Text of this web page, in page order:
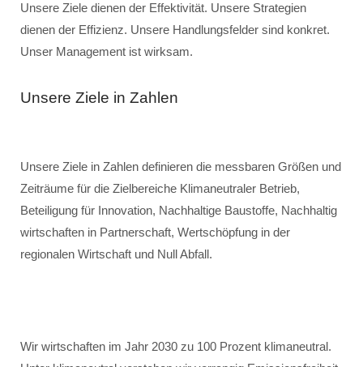
Unsere Ziele dienen der Effektivität. Unsere Strategien
dienen der Effizienz. Unsere Handlungsfelder sind konkret.
Unser Management ist wirksam.
Unsere Ziele in Zahlen
Unsere Ziele in Zahlen definieren die messbaren Größen und
Zeiträume für die Zielbereiche Klimaneutraler Betrieb,
Beteiligung für Innovation, Nachhaltige Baustoffe, Nachhaltig
wirtschaften in Partnerschaft, Wertschöpfung in der
regionalen Wirtschaft und Null Abfall.
Wir wirtschaften im Jahr 2030 zu 100 Prozent klimaneutral.